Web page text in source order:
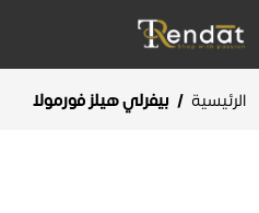
الرئيسية / بيفرلي هيلز فورمولا